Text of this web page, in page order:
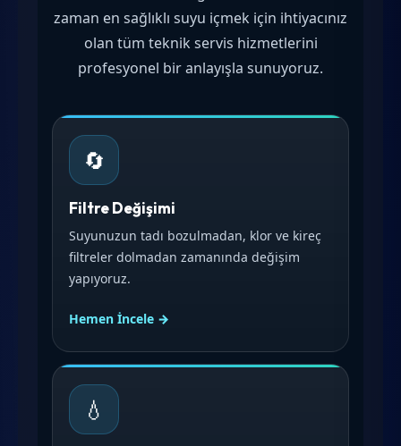
zaman en sağlıklı suyu içmek için ihtiyacınız
olan tüm teknik servis hizmetlerini
profesyonel bir anlayışla sunuyoruz.
🔄
Filtre Değişimi
Suyunuzun tadı bozulmadan, klor ve kireç
filtreler dolmadan zamanında değişim
yapıyoruz.
Hemen İncele →
💧